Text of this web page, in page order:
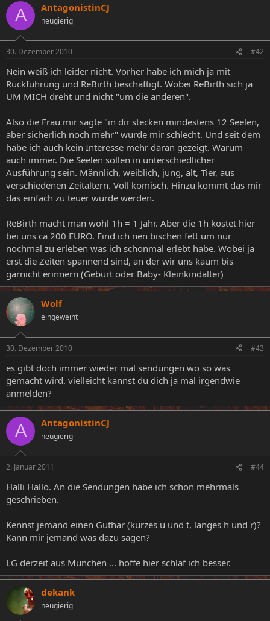
A AntagonistinCJ
neugierig
30. Dezember 2010 #42
Nein weiß ich leider nicht. Vorher habe ich mich ja mit
Rückführung und ReBirth beschäftigt. Wobei ReBirth sich ja
UM MICH dreht und nicht "um die anderen".
Also die Frau mir sagte "in dir stecken mindestens 12 Seelen,
aber sicherlich noch mehr" wurde mir schlecht. Und seit dem
habe ich auch kein Interesse mehr daran gezeigt. Warum
auch immer. Die Seelen sollen in unterschiedlicher
Ausführung sein. Männlich, weiblich, jung, alt, Tier, aus
verschiedenen Zeitaltern. Voll komisch. Hinzu kommt das mir
das einfach zu teuer würde werden.
ReBirth macht man wohl 1h = 1 Jahr. Aber die 1h kostet hier
bei uns ca 200 EURO. Find ich nen bischen fett um nur
nochmal zu erleben was ich schonmal erlebt habe. Wobei ja
erst die Zeiten spannend sind, an der wir uns kaum bis
garnicht erinnern (Geburt oder Baby- Kleinkindalter)
Wolf
eingeweiht
30. Dezember 2010 #43
es gibt doch immer wieder mal sendungen wo so was
gemacht wird. vielleicht kannst du dich ja mal irgendwie
anmelden?
A AntagonistinCJ
neugierig
2. Januar 2011 #44
Halli Hallo. An die Sendungen habe ich schon mehrmals
geschrieben.
Kennst jemand einen Guthar (kurzes u und t, langes h und r)?
Kann mir jemand was dazu sagen?
LG derzeit aus München ... hoffe hier schlaf ich besser.
dekank
neugierig